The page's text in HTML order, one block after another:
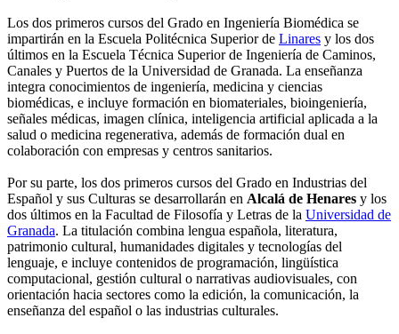
Los dos primeros cursos del Grado en Ingeniería Biomédica se
impartirán en la Escuela Politécnica Superior de Linares y los dos
últimos en la Escuela Técnica Superior de Ingeniería de Caminos,
Canales y Puertos de la Universidad de Granada. La enseñanza
integra conocimientos de ingeniería, medicina y ciencias
biomédicas, e incluye formación en biomateriales, bioingeniería,
señales médicas, imagen clínica, inteligencia artificial aplicada a la
salud o medicina regenerativa, además de formación dual en
colaboración con empresas y centros sanitarios.
Por su parte, los dos primeros cursos del Grado en Industrias del
Español y sus Culturas se desarrollarán en Alcalá de Henares y los
dos últimos en la Facultad de Filosofía y Letras de la Universidad de
Granada. La titulación combina lengua española, literatura,
patrimonio cultural, humanidades digitales y tecnologías del
lenguaje, e incluye contenidos de programación, lingüística
computacional, gestión cultural o narrativas audiovisuales, con
orientación hacia sectores como la edición, la comunicación, la
enseñanza del español o las industrias culturales.